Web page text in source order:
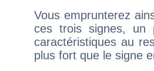
Vous emprunterez
ces trois signes, un
caractéristiques au
plus fort que le signe